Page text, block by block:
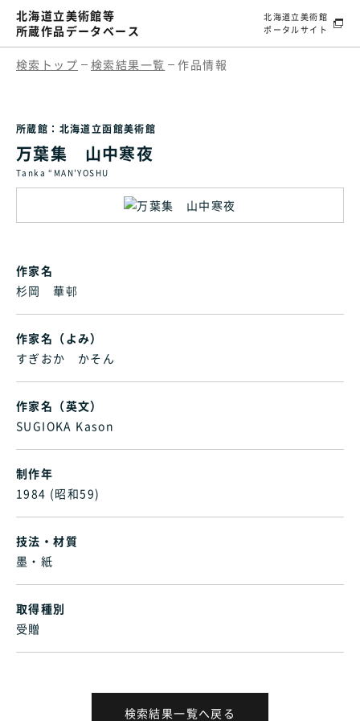
北海道立美術館等
所蔵作品データベース
北海道立美術館
ポータルサイト
検索トップ 検索結果一覧 作品情報
所蔵館：北海道立函館美術館
万葉集 山中寒夜
Tanka “MAN'YOSHU
作家名
杉岡 華邨
作家名（よみ）
すぎおか かそん
作家名（英文）
SUGIOKA Kason
制作年
1984 (昭和59)
技法・材質
墨・紙
取得種別
受贈
検索結果一覧へ戻る